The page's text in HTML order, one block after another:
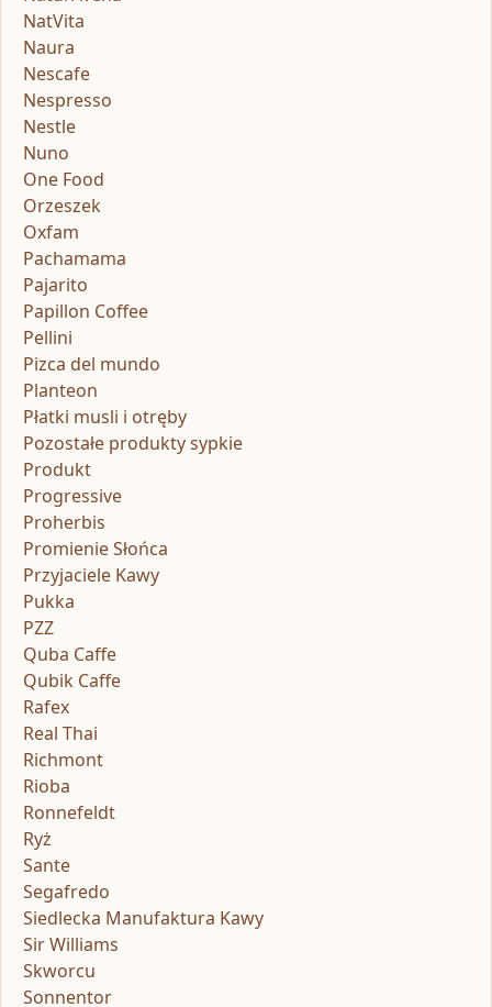
NatVita
Naura
Nescafe
Nespresso
Nestle
Nuno
One Food
Orzeszek
Oxfam
Pachamama
Pajarito
Papillon Coffee
Pellini
Pizca del mundo
Planteon
Płatki musli i otręby
Pozostałe produkty sypkie
Produkt
Progressive
Proherbis
Promienie Słońca
Przyjaciele Kawy
Pukka
PZZ
Quba Caffe
Qubik Caffe
Rafex
Real Thai
Richmont
Rioba
Ronnefeldt
Ryż
Sante
Segafredo
Siedlecka Manufaktura Kawy
Sir Williams
Skworcu
Sonnentor